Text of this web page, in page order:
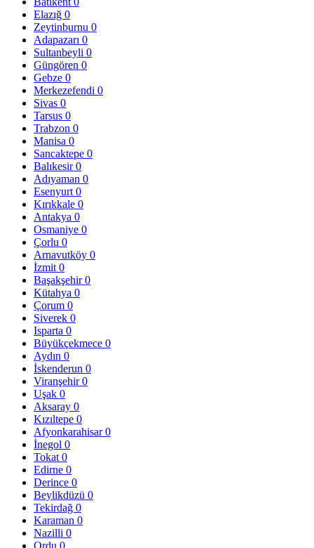
Elazığ 0
Zeytinburnu 0
Adapazarı 0
Sultanbeyli 0
Güngören 0
Gebze 0
Merkezefendi 0
Sivas 0
Tarsus 0
Trabzon 0
Manisa 0
Sancaktepe 0
Balıkesir0
Adıyaman 0
Esenyurt 0
Kırıkkale 0
Antakya 0
Osmaniye 0
Çorlu 0
Arnavutköy 0
İzmit 0
Başakşehir0
Kütahya 0
Çorum 0
Siverek 0
Isparta 0
Büyükçekmece 0
Aydın 0
İskenderun 0
Viranşehir0
Uşak 0
Aksaray 0
Kızıltepe 0
Afyonkarahisar0
İnegol 0
Tokat 0
Edirne 0
Derince 0
Beylikdüzü 0
Tekirdağ 0
Karaman 0
Nazilli 0
Ordu 0